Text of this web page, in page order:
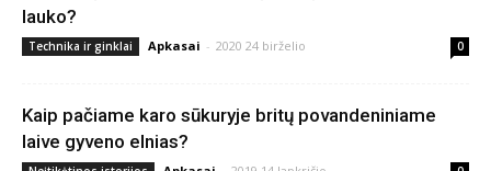
lauko?
Technika ir ginklai Apkasai - 2020 24 birželio 0
Kaip pačiame karo sūkuryje britų povandeniniame
laive gyveno elnias?